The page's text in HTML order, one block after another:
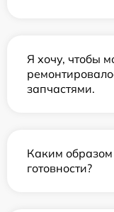
Я хочу, чтобы
запчастями.
Каким
готовности?